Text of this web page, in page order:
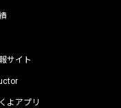
サイト
よアプリ